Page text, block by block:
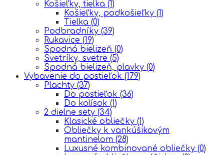
Košieľky, tielka (1)
Košieľky, podkošieľky (1)
Tielka (0)
Podbradníky (39)
Rukavice (19)
Spodná bielizeň (0)
Svetríky, svetre (5)
Spodná bielizeň, plavky (0)
Vybavenie do postieľok (179)
Plachty (37)
Do postieľok (36)
Do kolísok (1)
2 dielne sety (34)
Klasické obliečky (1)
Obliečky k vankúšikovým
mantinelom (28)
Luxusné kombinované obliečky (0)